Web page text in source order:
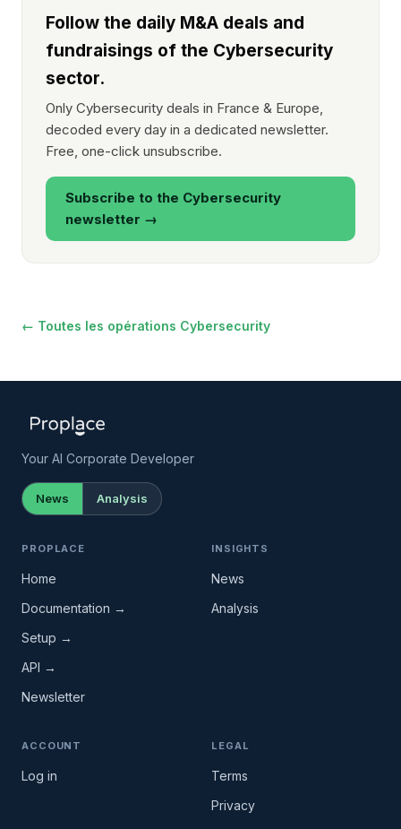
Follow the daily M&A deals and
fundraisings of the Cybersecurity
sector.
Only Cybersecurity deals in France & Europe,
decoded every day in a dedicated newsletter.
Free, one-click unsubscribe.
Subscribe to the Cybersecurity
newsletter →
← Toutes les opérations Cybersecurity
Your AI Corporate Developer
News Analysis
PROPLACE
Home
Documentation →
Setup →
API →
Newsletter
INSIGHTS
News
Analysis
ACCOUNT
Log in
LEGAL
Terms
Privacy